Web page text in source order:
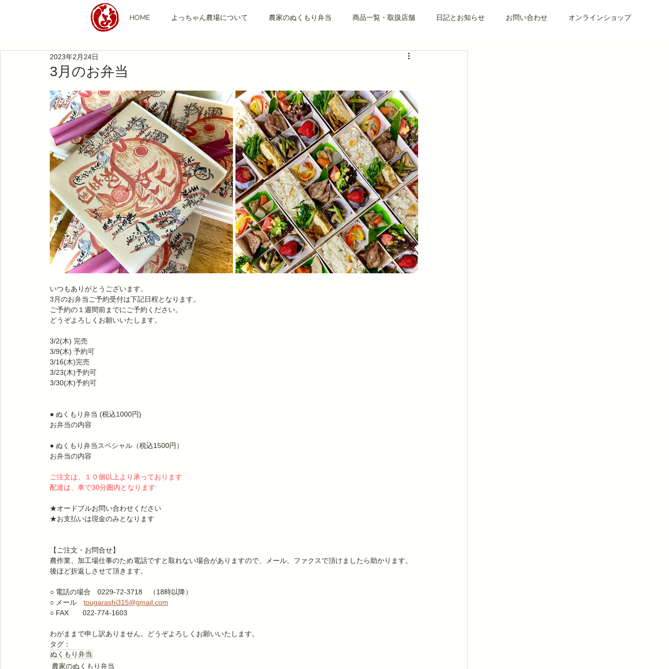
HOME よっちゃん農場について 農家のぬくもり弁当 商品一覧・取扱店舗 日記とお知らせ お問い合わせ オンラインショップ
3月のお弁当
2023年2月24日
いつもありがとうございます。
3月のお弁当ご予約受付は下記日程となります。
ご予約の１週間前までにご予約ください。
どうぞよろしくお願いいたします。
3/2(木) 完売
3/9(木) 予約可
3/16(木)完売
3/23(木)予約可
3/30(木)予約可
● ぬくもり弁当 (税込1000円)
お弁当の内容
● ぬくもり弁当スペシャル（税込1500円）
お弁当の内容
ご注文は、​１０個以上より承っております
配達は、車で30分圏内となります
★オードブルお問い合わせください
★お支払いは現金のみとなります
【ご注文・お問合せ】
農作業、加工場仕事のため電話ですと取れない場合がありますので、メール、ファクスで頂けましたら助かります。
後ほど折返しさせて頂きます。
○ 電話の場合　0229-72-3718　（18時以降）
○ メール tougarashi315@gmail.com
○ FAX　　022-774-1603
わがままで申し訳ありません。どうぞよろしくお願いいたします。
タグ：
ぬくもり弁当
農家のぬくもり弁当